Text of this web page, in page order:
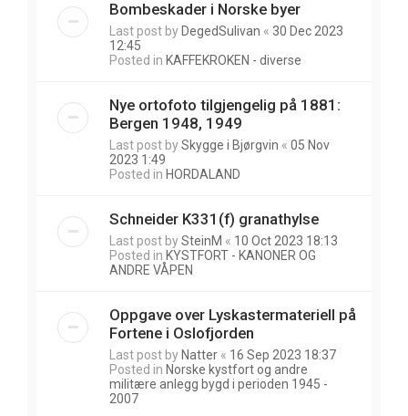
Bombeskader i Norske byer
Last post by DegedSulivan « 30 Dec 2023
12:45
Posted in KAFFEKROKEN - diverse
Nye ortofoto tilgjengelig på 1881:
Bergen 1948, 1949
Last post bySkygge i Bjørgvin « 05 Nov
2023 1:49
Posted in HORDALAND
Schneider K331(f) granathylse
Last post bySteinM « 10 Oct 2023 18:13
Posted in KYSTFORT - KANONER OG
ANDRE VÅPEN
Oppgave over Lyskastermateriell på
Fortene i Oslofjorden
Last post by Natter « 16 Sep 2023 18:37
Posted in Norske kystfort og andre
militære anlegg bygd i perioden 1945 -
2007